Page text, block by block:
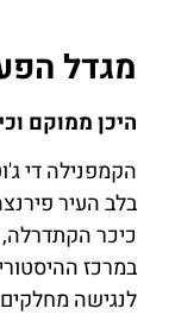
מגדל
היכן ממוקם
בלב העיר
כיכר הקתדרלה,
במרכז
לנגישה